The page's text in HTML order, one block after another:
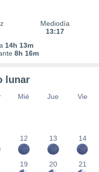
Mediodía
13:17
14h 13m
8h 16m
lunar
Mié Jue Vie
12 13 14
19 20 21